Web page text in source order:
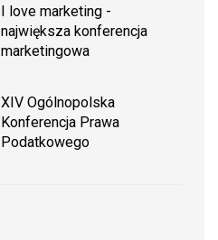
I love marketing -
największa konferencja
marketingowa
XIV Ogólnopolska
Konferencja Prawa
Podatkowego